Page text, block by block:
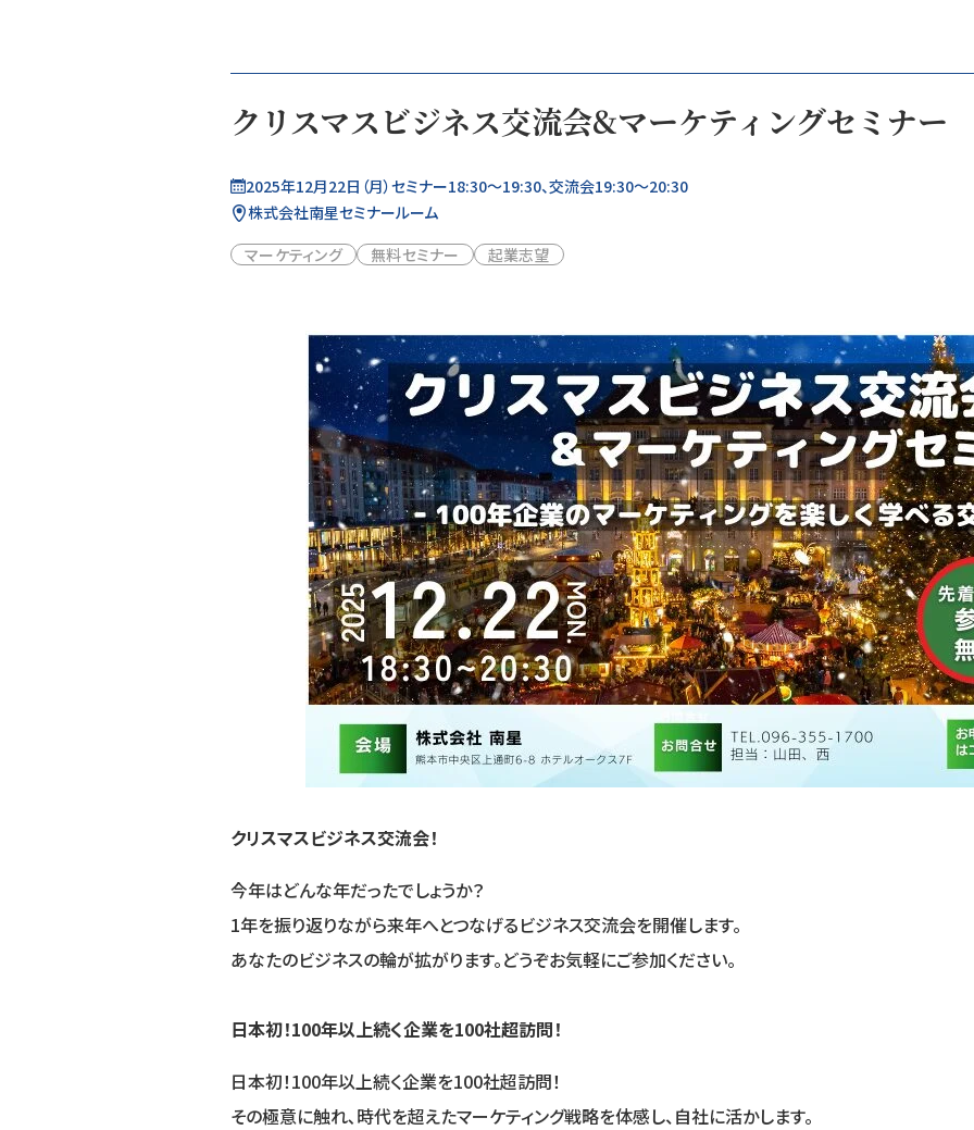
クリスマスビジネス交流会&マーケティングセミナー
2025年12月22日（月）セミナー18:30～19:30、交流会19:30～20:30
株式会社南星セミナールーム
マーケティング
無料セミナー 起業志望
クリスマスビジネス交流会！
今年はどんな年だったでしょうか？
1年を振り返りながら来年へとつなげるビジネス交流会を開催します。
あなたのビジネスの輪が拡がります。どうぞお気軽にご参加ください。
日本初！100年以上続く企業を100社超訪問！
日本初！100年以上続く企業を100社超訪問！
その極意に触れ､時代を超えたマーケティング戦略を体感し、自社に活かします。